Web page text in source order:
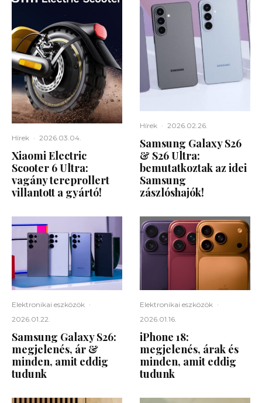
Hírek · 2026.03.04.
Xiaomi Electric
Scooter 6 Ultra:
vagány tereprollert
villantott a gyártó!
Elektronikai eszközök ·
2026.01.22.
Samsung Galaxy S26:
megjelenés, ár &
minden, amit eddig
tudunk
Hírek · 2026.02.26.
Samsung Galaxy S26
& S26 Ultra:
bemutatkoztak az idei
Samsung
zászlóshajók!
Elektronikai eszközök ·
2026.01.16.
iPhone 18:
megjelenés, árak és
minden, amit eddig
tudunk